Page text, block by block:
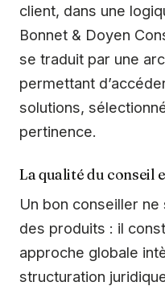
client, dans une
Bonnet & Doyen
se traduit par une
permettant
solutions,
pertinence.
La qualité du conseil
Un bon conseiller
des produits : il
approche globale
structuration